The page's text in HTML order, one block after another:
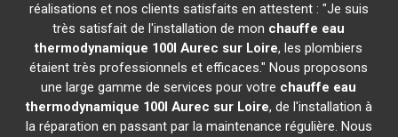
réalisations et nos clients satisfaits en attestent : "Je suis
très satisfait de l'installation de mon chauffe eau
thermodynamique 100l Aurec sur Loire, les plombiers
étaient très professionnels et efficaces." Nous proposons
une large gamme de services pour votre chauffe eau
thermodynamique 100l Aurec sur Loire, de l'installation à
la réparation en passant par la maintenance régulière. Nous